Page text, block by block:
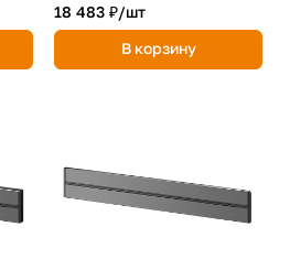
18 483 ₽/шт
В корзину